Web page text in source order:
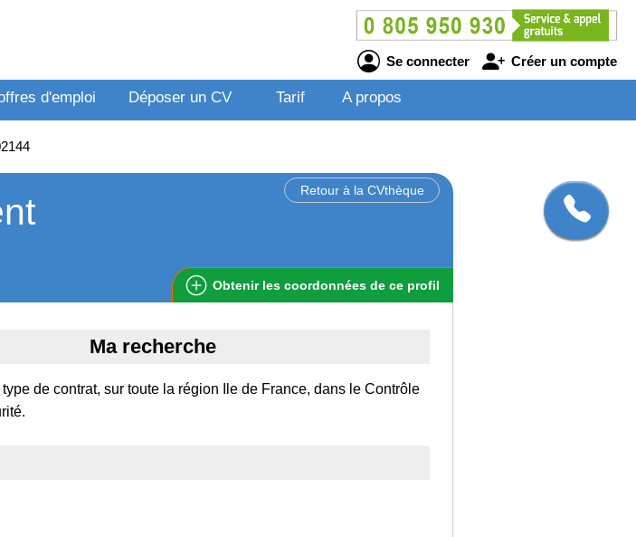
Se connecter Créer un compte
d'emploi Déposer un CV Tarif A propos
Retour à la CVthèque
Obtenir les coordonnées de ce profil
Ma recherche
de contrat, sur toute la région Ile de France, dans le Contrôle